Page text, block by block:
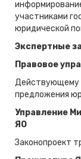
участниками
юридической
Экспертные
Правовое
Действующему
предложения
Управление
ЯО
Законопроект